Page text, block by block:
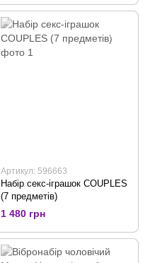
Артикул: 596663
Набір секс-іграшок COUPLES
(7 предметів)
1 480 грн